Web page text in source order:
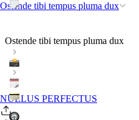
Ostende tibi tempus pluma dux
NULLUS PERFECTUS
Ostende tibi tempus pluma dux